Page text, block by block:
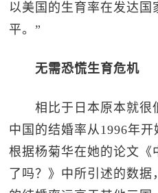
以美国的生育率在发达
平。”
无需恐慌生育危机
相比于日本原本就很
中国的结婚率从1996年开
根据杨菊华在她的论文《
了吗？》中所引述的数